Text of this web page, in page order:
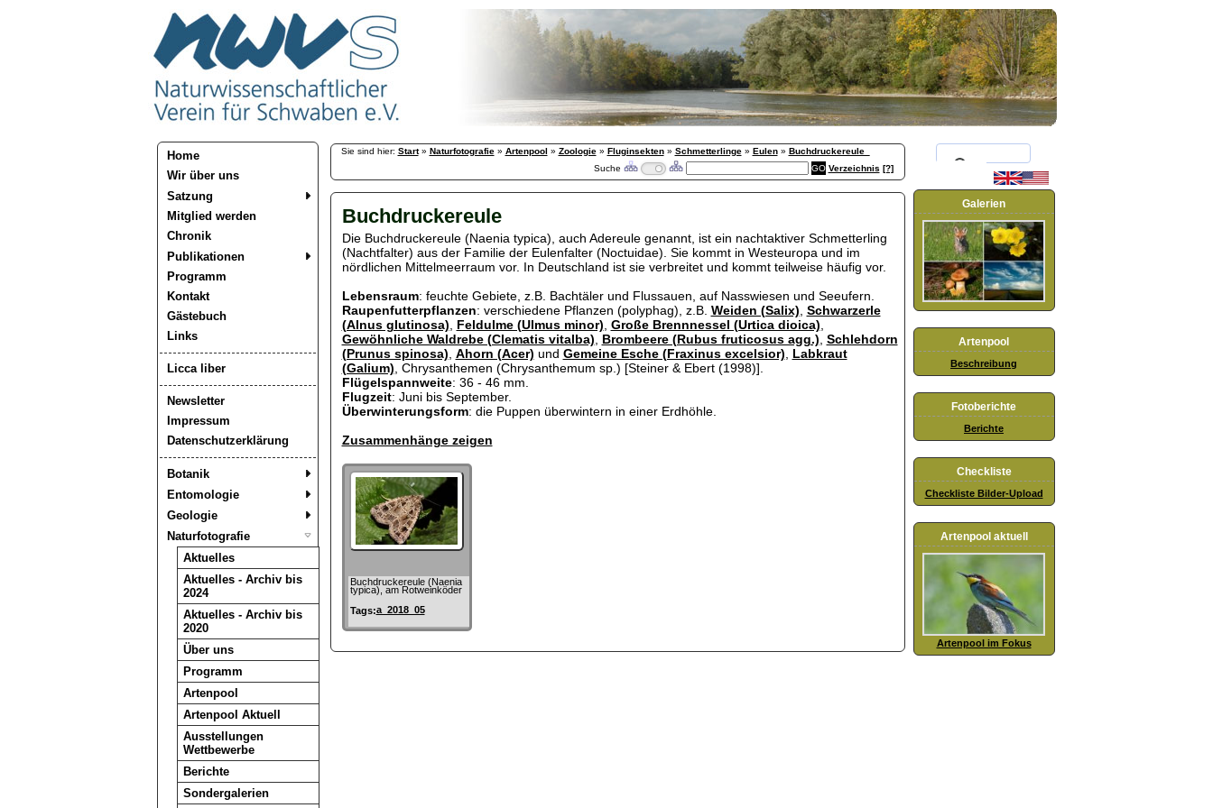
Home
Wir über uns
Satzung
Mitglied werden
Chronik
Publikationen
Programm
Kontakt
Gästebuch
Links
Licca liber
Newsletter
Impressum
Datenschutzerklärung
Botanik
Entomologie
Geologie
Naturfotografie
Aktuelles
Aktuelles - Archiv bis
2024
Aktuelles - Archiv bis
2020
Über uns
Programm
Artenpool
Artenpool Aktuell
Ausstellungen
Wettbewerbe
Berichte
Sondergalerien
Sie sind hier: Start» Naturfotografie» Artenpool » Zoologie» Fluginsekten» Schmetterlinge» Eulen» Buchdruckereule_
Suche
Verzeichnis [?]
Buchdruckereule
Die Buchdruckereule (Naenia typica), auch Adereule genannt, ist ein nachtaktiver Schmetterling
(Nachtfalter) aus der Familie der Eulenfalter (Noctuidae). Sie kommt in Westeuropa und im
nördlichen Mittelmeerraum vor. In Deutschland ist sie verbreitet und kommt teilweise häufig vor.
Lebensraum: feuchte Gebiete, z.B. Bachtäler und Flussauen, auf Nasswiesen und Seeufern.
Raupenfutterpflanzen: verschiedene Pflanzen (polyphag), z.B. Weiden (Salix) Schwarzerle
(Alnus glutinosa)
Feldulme (Ulmus minor) Große Brennnessel (Urtica dioica)
Gewöhnliche Waldrebe (Clematis vitalba)
Brombeere (Rubus fruticosus agg.) Schlehdorn
(Prunus spinosa) Ahorn (Acer) und Gemeine Esche (Fraxinus excelsior)
Labkraut
(Galium) , Chrysanthemen (Chrysanthemum sp.) [Steiner & Ebert (1998)].
Flügelspannweite: 36 - 46 mm.
Flugzeit: Juni bis September.
Überwinterungsform: die Puppen überwintern in einer Erdhöhle.
Zusammenhänge zeigen
Buchdruckereule (Naenia
typica), am Rotweinköder
Tags:a_2018_05
Galerien
Artenpool
Beschreibung
Fotoberichte
Berichte
Checkliste
Checkliste Bilder-Upload
Artenpool aktuell
Artenpool im Fokus